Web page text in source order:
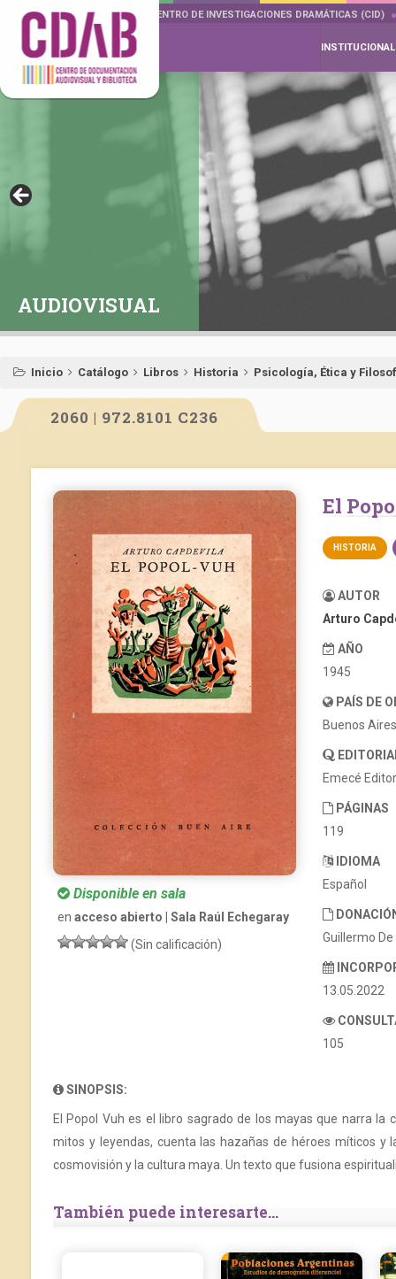
DOCUMENTA DRAMÁTICAS CENTRO DE INVESTIGACIONES DRAMÁTICAS (CID)
INSTITUCIONAL
AUDIOVISUAL
Inicio Catálogo Libros Historia Psicología, Ética y
2060 | 972.8101 C236
Disponible en sala
en acceso abierto | Sala Raúl Echegaray
(Sin calificación)
El
HISTORIA
AUTOR
Arturo
AÑO
1945
PAÍS DE
Buenos
Emecé
PÁGINAS
119
IDIOMA
Español
Guillermo
13.05.2022
105
SINOPSIS:
El Popol Vuh es el libro sagrado de los mayas que narra
mitos y leyendas, cuenta las hazañas de héroes míticos
cosmovisión y la cultura maya. Un texto que fusiona
También puede interesarte...